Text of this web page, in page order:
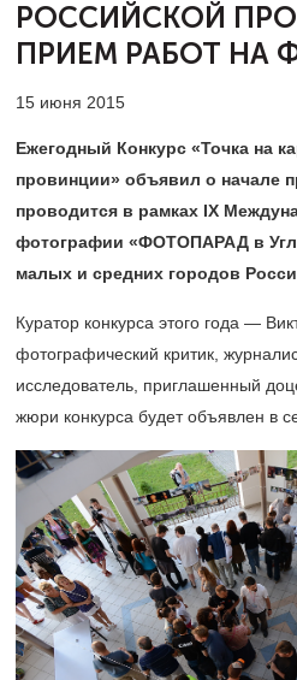
РОССИЙСКОЙ
ПРИЕМ РАБОТ НА
15 июня 2015
Ежегодный Конкурс «Точка на
провинции» объявил о начале
проводится в рамках IX
фотографии «ФОТОПАРАД в
малых и средних городов
Куратор конкурса этого года —
фотографический критик,
исследователь, приглашенный
жюри конкурса будет объявлен в